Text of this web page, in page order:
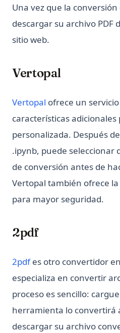
Una vez que la
descargar su archivo PDF
sitio web.
Vertopal
Vertopal (opens in a new
ofrece un
características
personalizada. Después
.ipynb, puede seleccionar
de conversión antes de
Vertopal también ofrece
para mayor seguridad.
2pdf
2pdf(opens in a new tab)
es otro convertidor
especializa en convertir
proceso es sencillo:
herramienta lo convertirá
descargar su archivo